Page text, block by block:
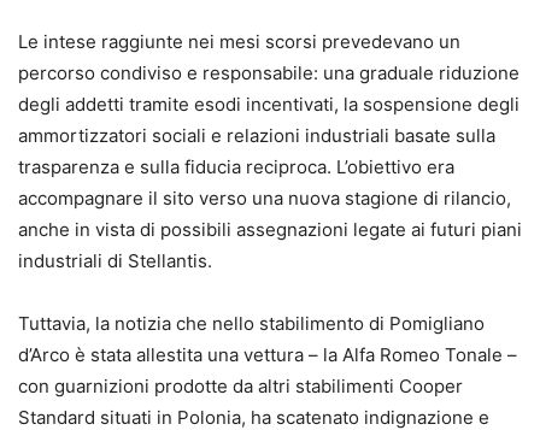
Le intese raggiunte nei mesi scorsi prevedevano un
percorso condiviso e responsabile: una graduale riduzione
degli addetti tramite esodi incentivati, la sospensione degli
ammortizzatori sociali e relazioni industriali basate sulla
trasparenza e sulla fiducia reciproca. L’obiettivo era
accompagnare il sito verso una nuova stagione di rilancio,
anche in vista di possibili assegnazioni legate ai futuri piani
industriali di Stellantis.
Tuttavia, la notizia che nello stabilimento di Pomigliano
d’Arco è stata allestita una vettura – la Alfa Romeo Tonale –
con guarnizioni prodotte da altri stabilimenti Cooper
Standard situati in Polonia, ha scatenato indignazione e